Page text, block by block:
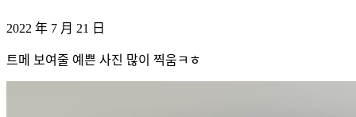
2022 年 7 月 21 日
트메 보여줄 예쁜 사진 많이 찍움ㅋㅎ